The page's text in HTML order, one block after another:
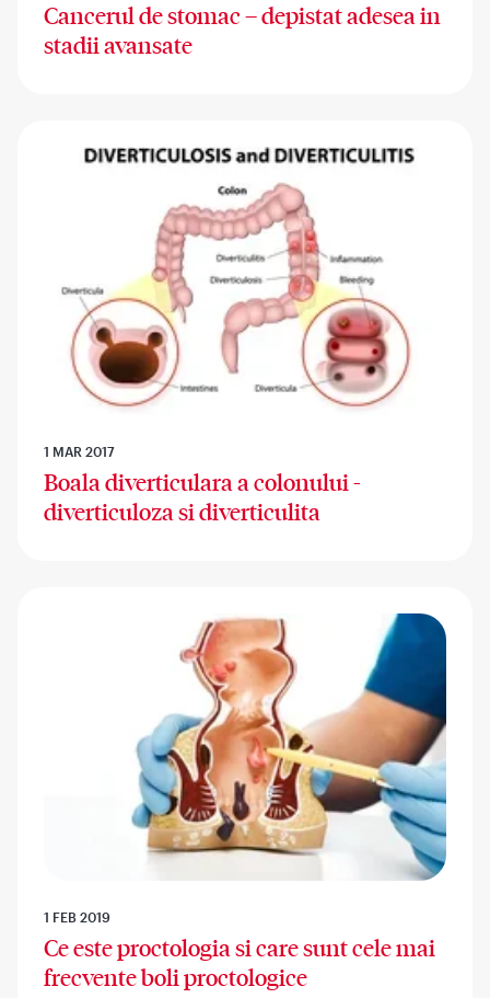
Cancerul de stomac – depistat adesea in
stadii avansate
1 MAR 2017
Boala diverticulara a colonului -
diverticuloza si diverticulita
1 FEB 2019
Ce este proctologia si care sunt cele mai
frecvente boli proctologice